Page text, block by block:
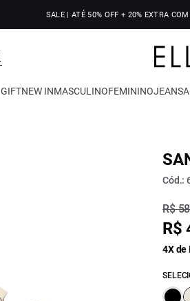
SALE | ATÉ 50% OFF + 20% EXTRA
GIFTNEW INMASCULINOFEMININOJEANS
Cód.:
R$
R$
4X de